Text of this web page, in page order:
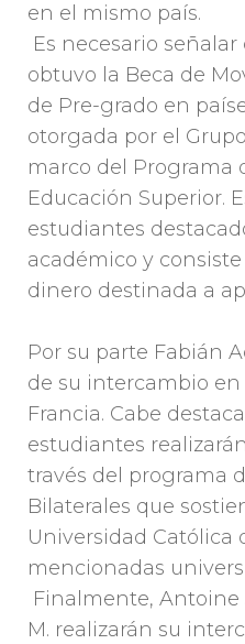
en el mismo país.
Es necesario
obtuvo la Beca de
de Pre-grado en
otorgada por el
marco del Programa
Educación Superior.
estudiantes
académico y
dinero destinada a
Por su parte Fabián
de su intercambio en
Francia. Cabe
estudiantes
través del programa
Bilaterales que
Universidad Católica
mencionadas
Finalmente, Antoine
M. realizarán su